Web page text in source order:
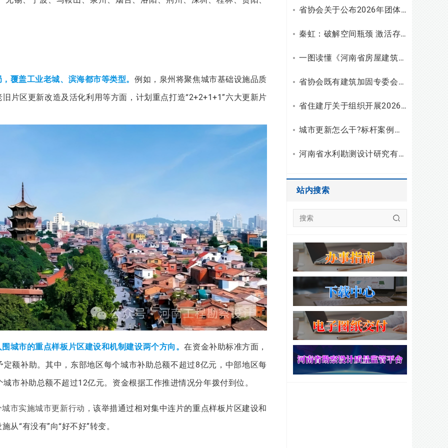
覆盖工业老城、滨海都市等类型。例如，泉州将聚焦城市基础设施品质
片区更新改造及活化利用等方面，计划重点打造“2+2+1+1”六大更新片
城市的重点样板片区建设和机制建设两个方向。在资金补助标准方面，
额补助。其中，东部地区每个城市补助总额不超过8亿元，中部地区每
市补助总额不超过12亿元。资金根据工作推进情况分年拨付到位。
市实施城市更新行动，该举措通过相对集中连片的重点样板片区建设和
从“有没有”向“好不好”转变。
省协会关于公布2026年团体标准（设计）立项和复审结果的通知
秦虹：破解空间瓶颈 激活存量潜能
一图读懂《河南省房屋建筑安全使用指南（试行）》
省协会既有建筑加固专委会召开2026年二季度主任会议
省住建厅关于组织开展2026年度勘察设计行业“双随机、一公开”检查的通知
城市更新怎么干?标杆案例拆解与建筑企业破局之路
河南省水利勘测设计研究有限公司开展2026年度“夏送清凉”慰问活动
站内搜索